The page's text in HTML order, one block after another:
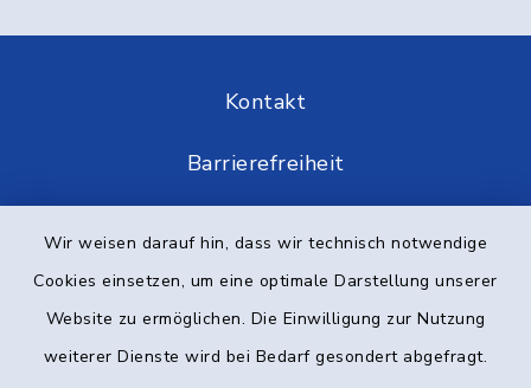
Wir weisen darauf hin, dass wir technisch notwendige
Cookies einsetzen, um eine optimale Darstellung unserer
Website zu ermöglichen. Die Einwilligung zur Nutzung
weiterer Dienste wird bei Bedarf gesondert abgefragt.
Kontakt
Barrierefreiheit
Impressum
Elektronische Kommunikation